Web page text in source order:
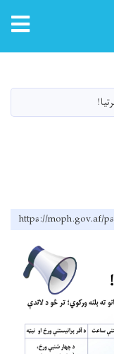
https://moph.gov.af/